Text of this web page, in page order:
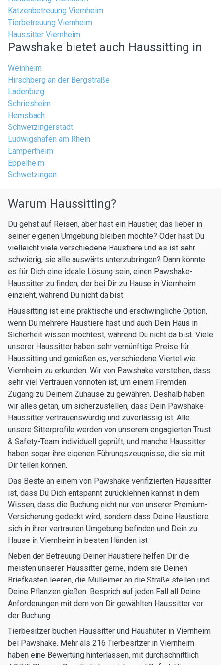
Katzenbetreuung Viernheim
Tierbetreuung Viernheim
Haussitter Viernheim
Pawshake bietet auch Haussitting in
Weinheim
Hirschberg an der Bergstraße
Ladenburg
Schriesheim
Hemsbach
Schwetzingerstadt
Ludwigshafen am Rhein
Lampertheim
Eppelheim
Schwetzingen
Warum Haussitting?
Du gehst auf Reisen, aber hast ein Haustier, das lieber in
seiner eigenen Umgebung bleiben möchte? Oder hast Du
vielleicht viele verschiedene Haustiere und es ist sehr
schwierig, sie alle auswärts unterzubringen? Dann könnte
es für Dich eine ideale Lösung sein, einen Pawshake-
Haussitter zu finden, der bei Dir zu Hause in Viernheim
einzieht, während Du nicht da bist.
Haussitting ist eine praktische und erschwingliche Option,
wenn Du mehrere Haustiere hast und auch Dein Haus in
Sicherheit wissen möchtest, während Du nicht da bist. Viele
unserer Haussitter haben sehr vernünftige Preise für
Haussitting und genießen es, verschiedene Viertel wie
Viernheim zu erkunden. Wir von Pawshake verstehen, dass
sehr viel Vertrauen vonnöten ist, um einem Fremden
Zugang zu Deinem Zuhause zu gewähren. Deshalb haben
wir alles getan, um sicherzustellen, dass Dein Pawshake-
Haussitter vertrauenswürdig und zuverlässig ist. Alle
unsere Sitterprofile werden von unserem engagierten Trust
& Safety-Team individuell geprüft, und manche Haussitter
haben sogar ihre eigenen Führungszeugnisse, die sie mit
Dir teilen können.
Das Beste an einem von Pawshake verifizierten Haussitter
ist, dass Du Dich entspannt zurücklehnen kannst in dem
Wissen, dass die Buchung nicht nur von unserer Premium-
Versicherung gedeckt wird, sondern dass Deine Haustiere
sich in ihrer vertrauten Umgebung befinden und Dein zu
Hause in Viernheim in besten Händen ist.
Neben der Betreuung Deiner Haustiere helfen Dir die
meisten unserer Haussitter gerne, indem sie Deinen
Briefkasten leeren, die Mülleimer an die Straße stellen und
Deine Pflanzen gießen. Besprich auf jeden Fall all Deine
Anforderungen mit dem von Dir gewählten Haussitter vor
der Buchung.
Tierbesitzer buchen Haussitter und Haushüter in Viernheim
bei Pawshake. Mehr als 216 Tierbesitzer in Viernheim
haben eine Bewertung hinterlassen, mit durchschnittlich